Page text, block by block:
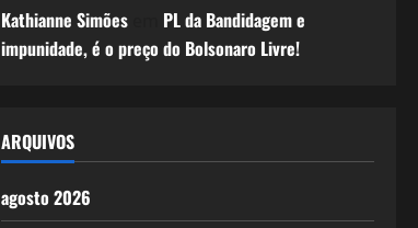
Kathianne Simõesem PL da Bandidagem e
impunidade, é o preço do Bolsonaro Livre!
ARQUIVOS
agosto 2026